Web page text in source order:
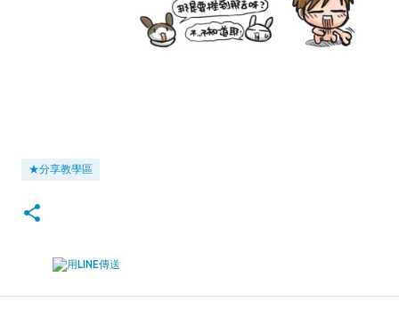
★分享教學區